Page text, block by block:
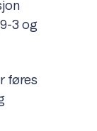
3 og
føres